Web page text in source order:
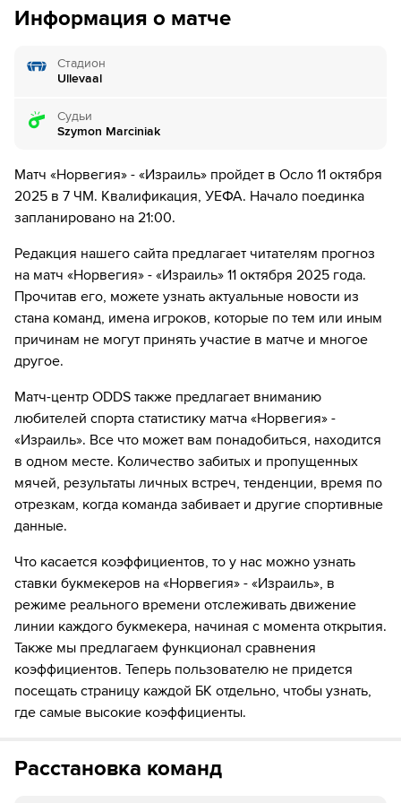
6´
ОН ПРОМАЗАЛ - Эрлинг Холанд пробил пенальти,
Игрок из команды Норвегия делает длинное
Torbjoern Lysaker Heggem нанес удар, но тот был
7´ Манор Соломон наказан за толчок Оскар Бобб
10´ Удар от ворот произведет Норвегия
11´ Кристофер Айер наказан за толчок Идан Нахмиас
неудачно - мяч уходит за предел поля.
Норвегия совершает вбрасывание на половине поля
противника
14´ Манор Соломон нанес удар, но тот был заблокирован.
14´ Анан Халаили не смог попасть в створ ударом издали
15´ Израиль совершает вбрасывание на своей половине
поля
Норвегия совершает вбрасывание на половине поля
противника
16´ Удар от ворот произведет Израиль
Информация о матче
Стадион
Ullevaal
Судьи
Szymon Marciniak
Матч «Норвегия» - «Израиль» пройдет в Осло 11 октября
2025 в 7 ЧМ. Квалификация, УЕФА. Начало поединка
запланировано на 21:00.
Редакция нашего сайта предлагает читателям прогноз
на матч «Норвегия» - «Израиль» 11 октября 2025 года.
Прочитав его, можете узнать актуальные новости из
стана команд, имена игроков, которые по тем или иным
причинам не могут принять участие в матче и многое
другое.
Матч-центр ODDS также предлагает вниманию
любителей спорта статистику матча «Норвегия» -
«Израиль». Все что может вам понадобиться, находится
в одном месте. Количество забитых и пропущенных
мячей, результаты личных встреч, тенденции, время по
отрезкам, когда команда забивает и другие спортивные
данные.
Что касается коэффициентов, то у нас можно узнать
ставки букмекеров на «Норвегия» - «Израиль», в
режиме реального времени отслеживать движение
линии каждого букмекера, начиная с момента открытия.
Также мы предлагаем функционал сравнения
коэффициентов. Теперь пользователю не придется
посещать страницу каждой БК отдельно, чтобы узнать,
где самые высокие коэффициенты.
Расстановка команд